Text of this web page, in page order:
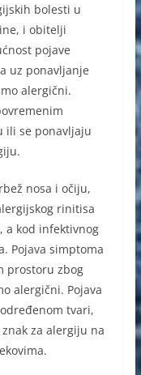
bolesti u
i obitelji
pojave
uz ponavljanje
alergični.
ili se ponavljaju
nosa i očiju,
rinitisa
a kod infektivnog
Pojava simptoma
prostoru zbog
alergični. Pojava
tvari,
za alergiju na